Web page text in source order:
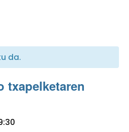
da.
txapelketaren